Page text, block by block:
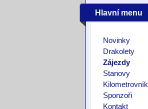
Hlavní menu
Novinky
Drakolety
Zájezdy
Stanovy
Kilometrovník
Sponzoři
Kontakt